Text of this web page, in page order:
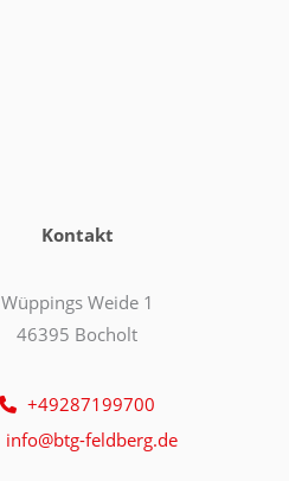
Kontakt
Wüppings Weide 1
46395 Bocholt
+49287199700
info@btg-feldberg.de